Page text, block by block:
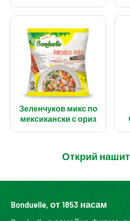
Зеленчуков микс по
мексикански с ориз
Открий
Bonduelle, от 1853 насам